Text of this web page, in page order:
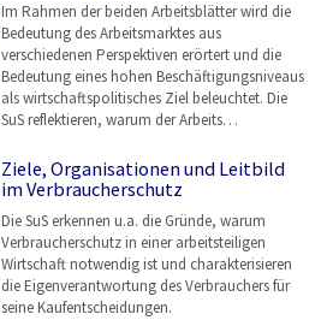
Im Rahmen der beiden Arbeitsblätter wird die
Bedeutung des Arbeitsmarktes aus
verschiedenen Perspektiven erörtert und die
Bedeutung eines hohen Beschäftigungsniveaus
als wirtschaftspolitisches Ziel beleuchtet. Die
SuS reflektieren, warum der Arbeits…
Ziele, Organisationen und Leitbild
im Verbraucherschutz
Die SuS erkennen u.a. die Gründe, warum
Verbraucherschutz in einer arbeitsteiligen
Wirtschaft notwendig ist und charakterisieren
die Eigenverantwortung des Verbrauchers für
seine Kaufentscheidungen.